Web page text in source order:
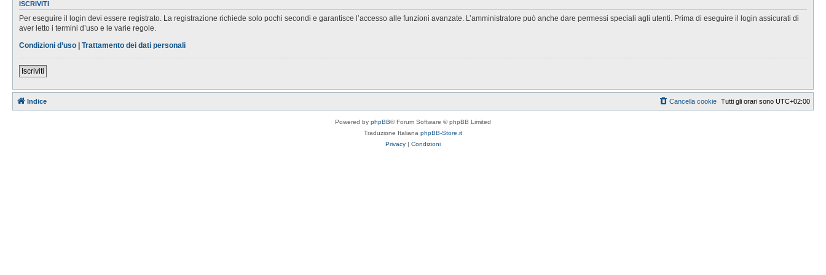
ISCRIVITI
Per eseguire il login devi essere registrato. La registrazione richiede solo pochi secondi e garantisce l’accesso alle funzioni avanzate. L’amministratore può anche dare permessi speciali agli utenti. Prima di eseguire il login assicurati di
aver letto i termini d’uso e le varie regole.
Condizioni d’uso | Trattamento dei dati personali
Iscriviti
Indice Tutti gli orari sono UTC+02:00
Cancella cookie
Powered by phpBB® Forum Software © phpBB Limited
Traduzione Italiana phpBB-Store.it
Privacy | Condizioni